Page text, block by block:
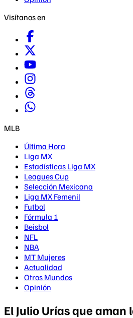
Visítanos en
MLB
Última Hora
Liga MX
Estadísticas Liga MX
Leagues Cup
Selección Mexicana
Liga MX Femenil
Futbol
Fórmula 1
Beisbol
NFL
NBA
MT Mujeres
Actualidad
Otros Mundos
Opinión
El Julio Urías que aman